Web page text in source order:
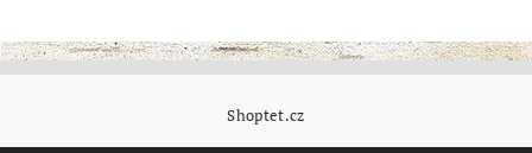
Shoptet.cz